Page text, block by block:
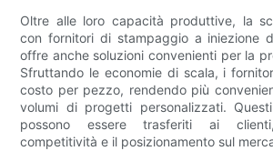
Oltre alle loro capacità produttive, la
con fornitori di stampaggio a iniezione
offre anche soluzioni convenienti per la
Sfruttando le economie di scala, i
costo per pezzo, rendendo più
volumi di progetti personalizzati.
possono essere trasferiti ai
competitività e il posizionamento sul